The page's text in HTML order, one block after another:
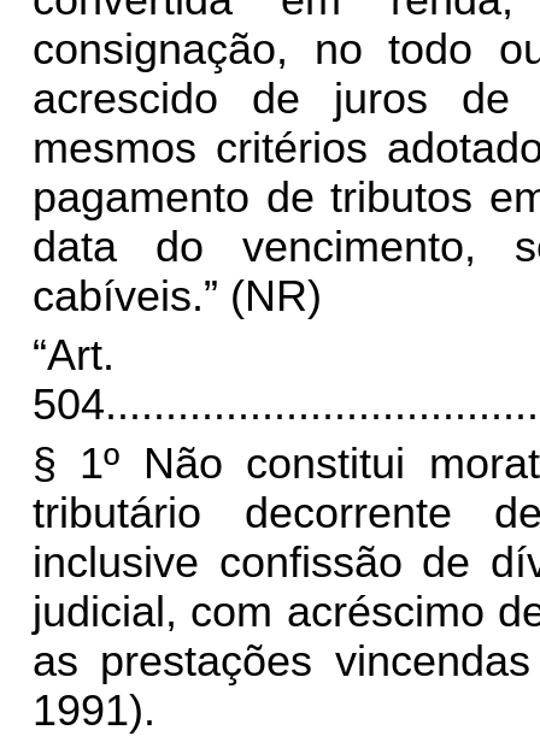
consignação, no todo
acrescido de juros de
mesmos critérios
pagamento de tributos
data do vencimento,
cabíveis.” (NR)
“Art.
504.
§ 1º Não constitui
tributário decorrente
inclusive confissão de
judicial, com acréscimo
as prestações
1991).